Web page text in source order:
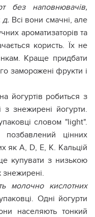
без наповнювачів,
д. Всі вони смачні, але
ароматизаторів та
користь. Їх не
Краще придбати
заморожені фрукти і
йогуртів робиться з
знежирені йогурти.
словом "light".
цінних
як А, D, E, K. Кальцій
купувати з низькою
знежирені.
молочно кислотних
Одні йогурти
населяють тонкий